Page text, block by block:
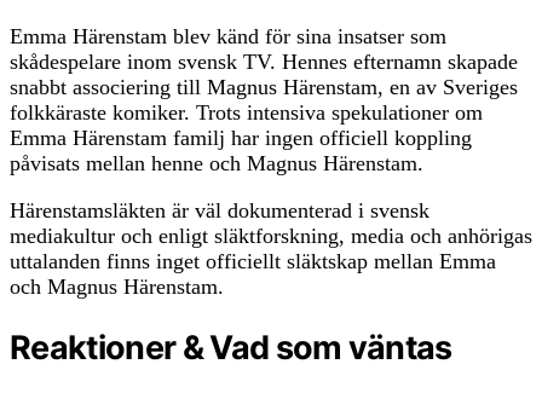
Emma Härenstam blev känd för sina insatser som
skådespelare inom svensk TV. Hennes efternamn skapade
snabbt associering till Magnus Härenstam, en av Sveriges
folkkäraste komiker. Trots intensiva spekulationer om
Emma Härenstam familj har ingen officiell koppling
påvisats mellan henne och Magnus Härenstam.
Härenstamsläkten är väl dokumenterad i svensk
mediakultur och enligt släktforskning, media och anhörigas
uttalanden finns inget officiellt släktskap mellan Emma
och Magnus Härenstam.
Reaktioner & Vad som väntas